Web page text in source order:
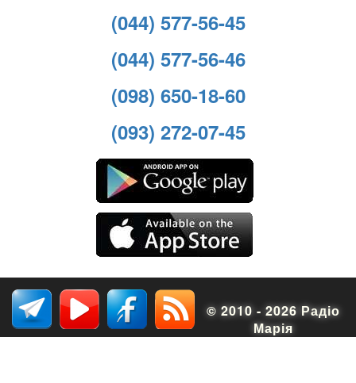
(044) 577-56-45
(044) 577-56-46
(098) 650-18-60
(093) 272-07-45
© 2010 - 2026 Радіо
Марія